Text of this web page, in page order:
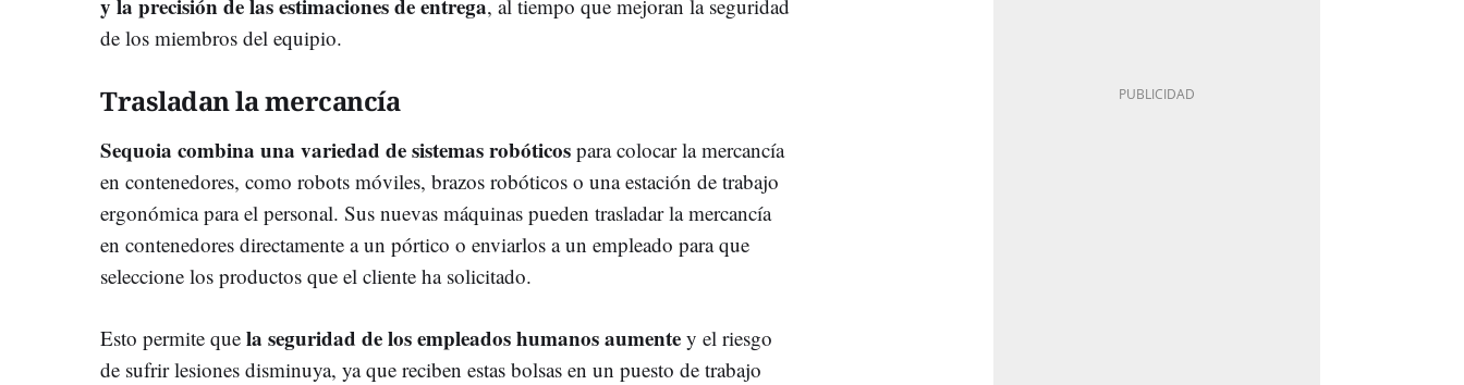
, al tiempo que mejoran la seguridad
de los miembros del equipio.
Trasladan la mercancía
Sequoia combina una variedad de sistemas robóticos para colocar la mercancía
en contenedores, como robots móviles, brazos robóticos o una estación de trabajo
ergonómica para el personal. Sus nuevas máquinas pueden trasladar la mercancía
en contenedores directamente a un pórtico o enviarlos a un empleado para que
seleccione los productos que el cliente ha solicitado.
Esto permite que la seguridad de los empleados humanos aumente y el riesgo
de sufrir lesiones disminuya, ya que reciben estas bolsas en un puesto de trabajo